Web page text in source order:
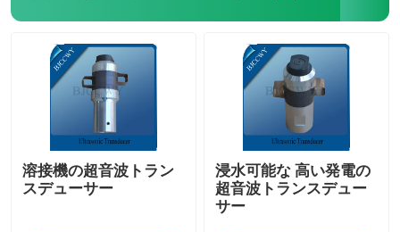
溶接機の超音波トラン
スデューサー
浸水可能な 高い発電の
超音波トランスデュー
サー